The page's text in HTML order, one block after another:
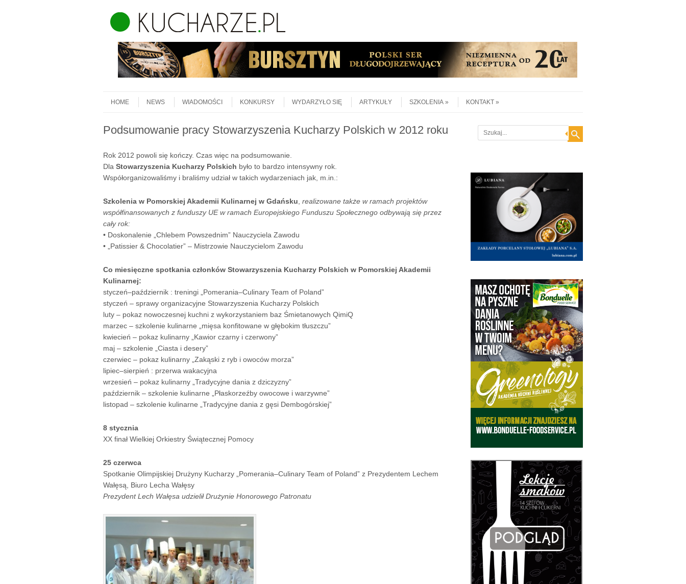
Menu
HOME
NEWS WIADOMOŚCI KONKURSY WYDARZYŁO SIĘ ARTYKUŁY SZKOLENIA KONTAKT
Podsumowanie pracy Stowarzyszenia Kucharzy Polskich w 2012 roku
Rok 2012 powoli się kończy. Czas więc na podsumowanie.
Dla Stowarzyszenia Kucharzy Polskich było to bardzo intensywny rok.
Współorganizowaliśmy i braliśmy udział w takich wydarzeniach jak, m.in.:
Szkolenia w Pomorskiej Akademii Kulinarnej w Gdańsku realizowane także w ramach projektów
współfinansowanych z funduszy UE w ramach Europejskiego Funduszu Społecznego odbywają się przez
cały rok:
• Doskonalenie „Chlebem Powszednim” Nauczyciela Zawodu
• „Patissier & Chocolatier” – Mistrzowie Nauczycielom Zawodu
Co miesięczne spotkania członków Stowarzyszenia Kucharzy Polskich w Pomorskiej Akademii
Kulinarnej:
styczeń–październik : treningi „Pomerania–Culinary Team of Poland”
styczeń – sprawy organizacyjne Stowarzyszenia Kucharzy Polskich
luty – pokaz nowoczesnej kuchni z wykorzystaniem baz Śmietanowych QimiQ
marzec – szkolenie kulinarne „mięsa konfitowane w głębokim tłuszczu”
kwiecień – pokaz kulinarny „Kawior czarny i czerwony”
maj – szkolenie „Ciasta i desery”
czerwiec – pokaz kulinarny „Zakąski z ryb i owoców morza”
lipiec–sierpień : przerwa wakacyjna
wrzesień – pokaz kulinarny „Tradycyjne dania z dziczyzny”
październik – szkolenie kulinarne „Płaskorzeźby owocowe i warzywne”
listopad – szkolenie kulinarne „Tradycyjne dania z gęsi Dembogórskiej”
8 stycznia
XX finał Wielkiej Orkiestry Świątecznej Pomocy
25 czerwca
Spotkanie Olimpijskiej Drużyny Kucharzy „Pomerania–Culinary Team of Poland” z Prezydentem Lechem
Wałęsą, Biuro Lecha Wałęsy
Prezydent Lech Wałęsa udzielił Drużynie Honorowego Patronatu
Search